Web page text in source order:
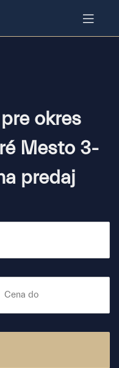
okres
Mesto 3-
predaj